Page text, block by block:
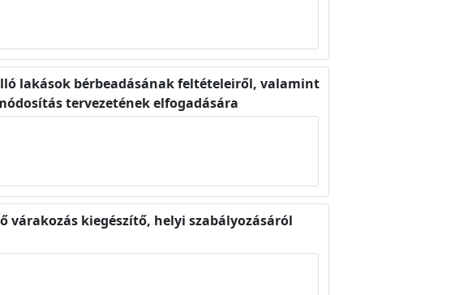
lakások bérbeadásának feltételeiről, valamint
tervezetének elfogadására
várakozás kiegészítő, helyi szabályozásáról